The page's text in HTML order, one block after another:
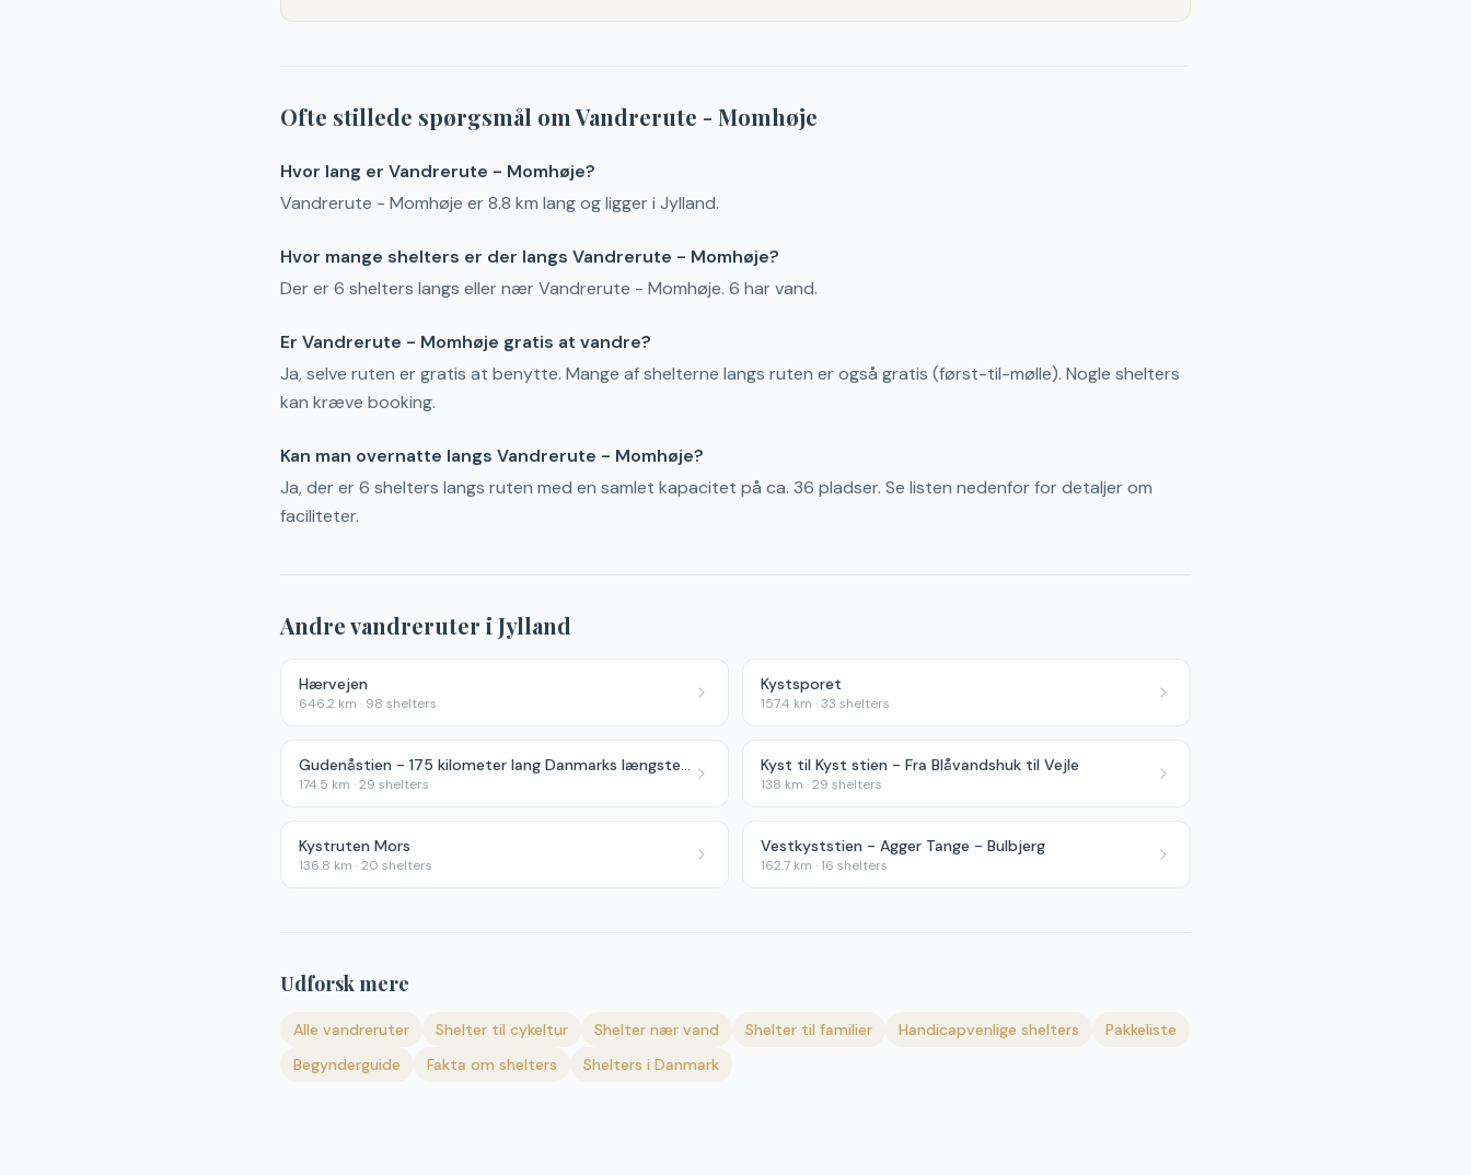
Ofte stillede spørgsmål omVandrerute - Momhøje
Hvor lang er Vandrerute - Momhøje?
Vandrerute - Momhøje er 8.8 km lang og ligger i Jylland.
Hvor mange shelters er der langs Vandrerute - Momhøje?
Der er 6 shelters langs eller nær Vandrerute - Momhøje. 6 har vand.
Er Vandrerute - Momhøje gratis at vandre?
Ja, selve ruten er gratis at benytte. Mange af shelterne langs ruten er også gratis (først-til-mølle). Nogle shelters
kan kræve booking.
Kan man overnatte langs Vandrerute - Momhøje?
Ja, der er 6 shelters langs ruten med en samlet kapacitet på ca. 36 pladser. Se listen nedenfor for detaljer om
faciliteter.
Andre vandreruter i Jylland
Hærvejen
646.2 km · 98 shelters
Kystsporet
157.4 km ·33 shelters
Gudenåstien - 175 kilometer lang Danmarks længste å
174.5 km ·29 shelters
Kyst til Kyst stien - Fra Blåvandshuk til Vejle
138 km ·29 shelters
Kystruten Mors
136.8 km ·20 shelters
Vestkyststien - Agger Tange - Bulbjerg
162.7 km · 16 shelters
Udforsk mere
Alle vandreruter Shelter til cykeltur Shelter nær vand Shelter til familier Handicapvenlige shelters
Pakkeliste
Begynderguide
Fakta om shelters Shelters i Danmark